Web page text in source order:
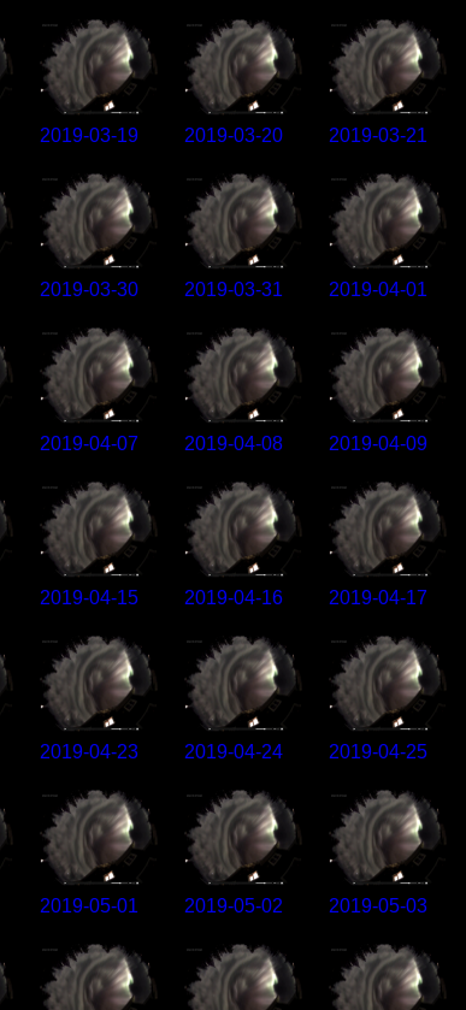
2019-03-19 2019-03-20 2019-03-21
2019-03-30 2019-03-31 2019-04-01
2019-04-07 2019-04-08 2019-04-09
2019-04-15 2019-04-16 2019-04-17
2019-04-23 2019-04-24 2019-04-25
2019-05-01 2019-05-02 2019-05-03